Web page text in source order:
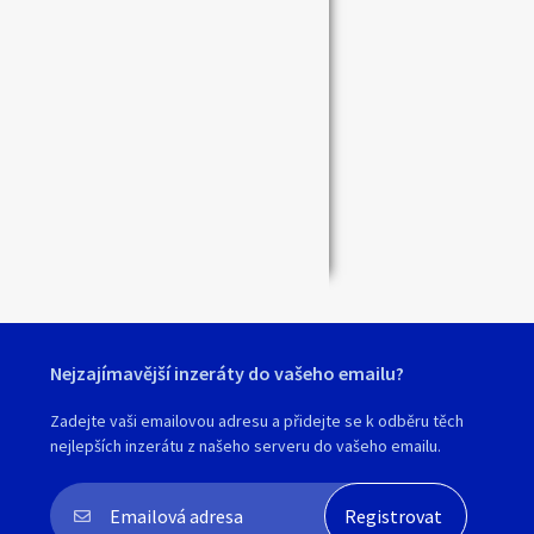
Nejzajímavější inzeráty do vašeho emailu?
Zadejte vaši emailovou adresu a přidejte se k odběru těch
nejlepších inzerátu z našeho serveru do vašeho emailu.